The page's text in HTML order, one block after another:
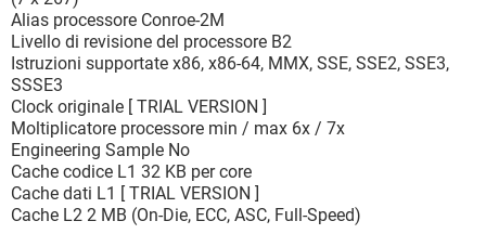
Alias processore Conroe-2M
Livello di revisione del processore B2
Istruzioni supportate x86, x86-64, MMX, SSE, SSE2, SSE3,
SSSE3
Clock originale [ TRIAL VERSION ]
Moltiplicatore processore min / max 6x / 7x
Engineering Sample No
Cache codice L1 32 KB per core
Cache dati L1 [ TRIAL VERSION ]
Cache L2 2 MB (On-Die, ECC, ASC, Full-Speed)